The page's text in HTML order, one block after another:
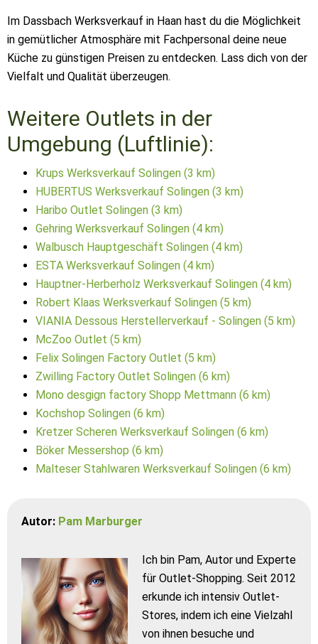
Im Dassbach Werksverkauf in Haan hast du die Möglichkeit
in gemütlicher Atmosphäre mit Fachpersonal deine neue
Küche zu günstigen Preisen zu entdecken. Lass dich von der
Vielfalt und Qualität überzeugen.
Weitere Outlets in der
Umgebung (Luftlinie):
Krups Werksverkauf Solingen (3 km)
HUBERTUS Werksverkauf Solingen (3 km)
Haribo Outlet Solingen (3 km)
Gehring Werksverkauf Solingen (4 km)
Walbusch Hauptgeschäft Solingen (4 km)
ESTA Werksverkauf Solingen (4 km)
Hauptner-Herberholz Werksverkauf Solingen (4 km)
Robert Klaas Werksverkauf Solingen (5 km)
VIANIA Dessous Herstellerverkauf - Solingen (5 km)
McZoo Outlet (5 km)
Felix Solingen Factory Outlet (5 km)
Zwilling Factory Outlet Solingen (6 km)
Mono desgign factory Shopp Mettmann (6 km)
Kochshop Solingen (6 km)
Kretzer Scheren Werksverkauf Solingen (6 km)
Böker Messershop (6 km)
Malteser Stahlwaren Werksverkauf Solingen (6 km)
Autor: Pam Marburger
Ich bin Pam, Autor und Experte
für Outlet-Shopping. Seit 2012
erkunde ich intensiv Outlet-
Stores, indem ich eine Vielzahl
von ihnen besuche und